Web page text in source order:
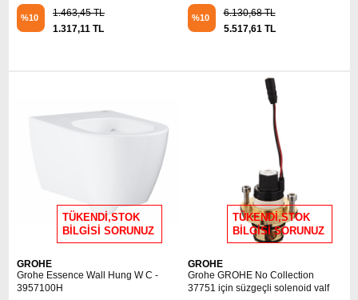
%10
1.463,45 TL
1.317,11 TL
%10
6.130,68 TL
5.517,61 TL
TÜKENDİ,STOK
BİLGİSİ SORUNUZ
GROHE
Grohe Essence Wall Hung W C -
3957100H
TÜKENDİ,STOK
BİLGİSİ SORUNUZ
GROHE
Grohe GROHE No Collection
37751 için süzgeçli solenoid valf